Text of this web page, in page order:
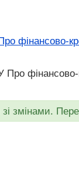
фінансово-
Про
змінами.